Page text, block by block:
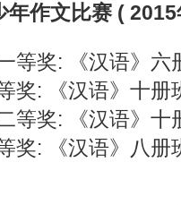
年作文比赛 (
等奖: 《汉语》六
奖: 《汉语》十册
等奖: 《汉语》十
奖: 《汉语》八册